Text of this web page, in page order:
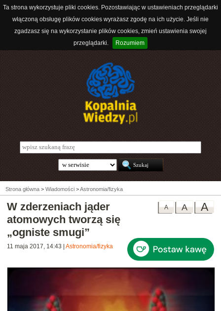
Ta strona wykorzystuje pliki cookies. Pozostawiając w ustawieniach przeglądarki
włączoną obsługę plików cookies wyrażasz zgodę na ich użycie. Jeśli nie
zgadzasz się na wykorzystanie plików cookies, zmień ustawienia swojej
przeglądarki.
Rozumiem
Strona główna > Wiadomości >Astronomia/fizyka
A
A
A
W zderzeniach jąder
atomowych tworzą się
„ogniste smugi”
11 maja 2017, 14:43 Astronomia/fizyka